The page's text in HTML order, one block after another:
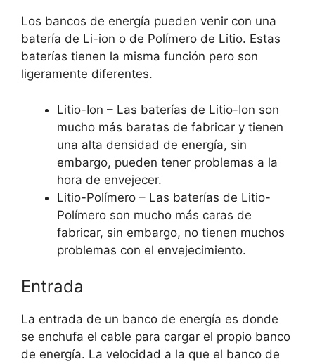
Los bancos de energía pueden venir con una
batería de Li-ion o de Polímero de Litio. Estas
baterías tienen la misma función pero son
ligeramente diferentes.
Litio-Ion – Las baterías de Litio-Ion son
mucho más baratas de fabricar y tienen
una alta densidad de energía, sin
embargo, pueden tener problemas a la
hora de envejecer.
Litio-Polímero – Las baterías de Litio-
Polímero son mucho más caras de
fabricar, sin embargo, no tienen muchos
problemas con el envejecimiento.
Entrada
La entrada de un banco de energía es donde
se enchufa el cable para cargar el propio banco
de energía. La velocidad a la que el banco de